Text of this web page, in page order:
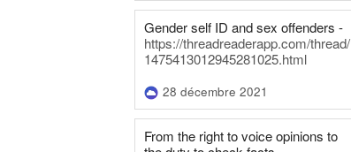
Gender self ID and sex offenders -
https://threadreaderapp.com/thread/
1475413012945281025.html
28 décembre 2021
From the right to voice opinions to